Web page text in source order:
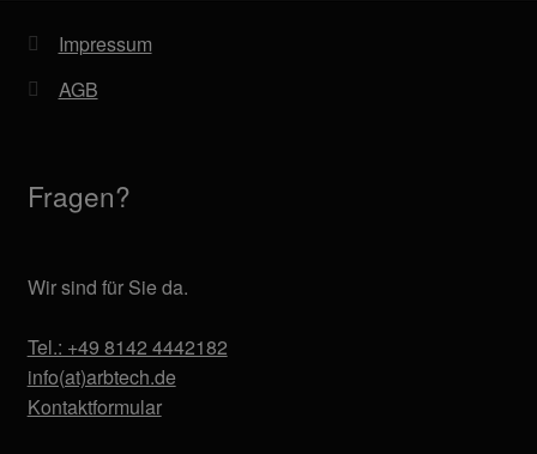
Impressum
AGB
Fragen?
Wir sind für Sie da.
Tel.: +49 8142 4442182
info(at)arbtech.de
Kontaktformular